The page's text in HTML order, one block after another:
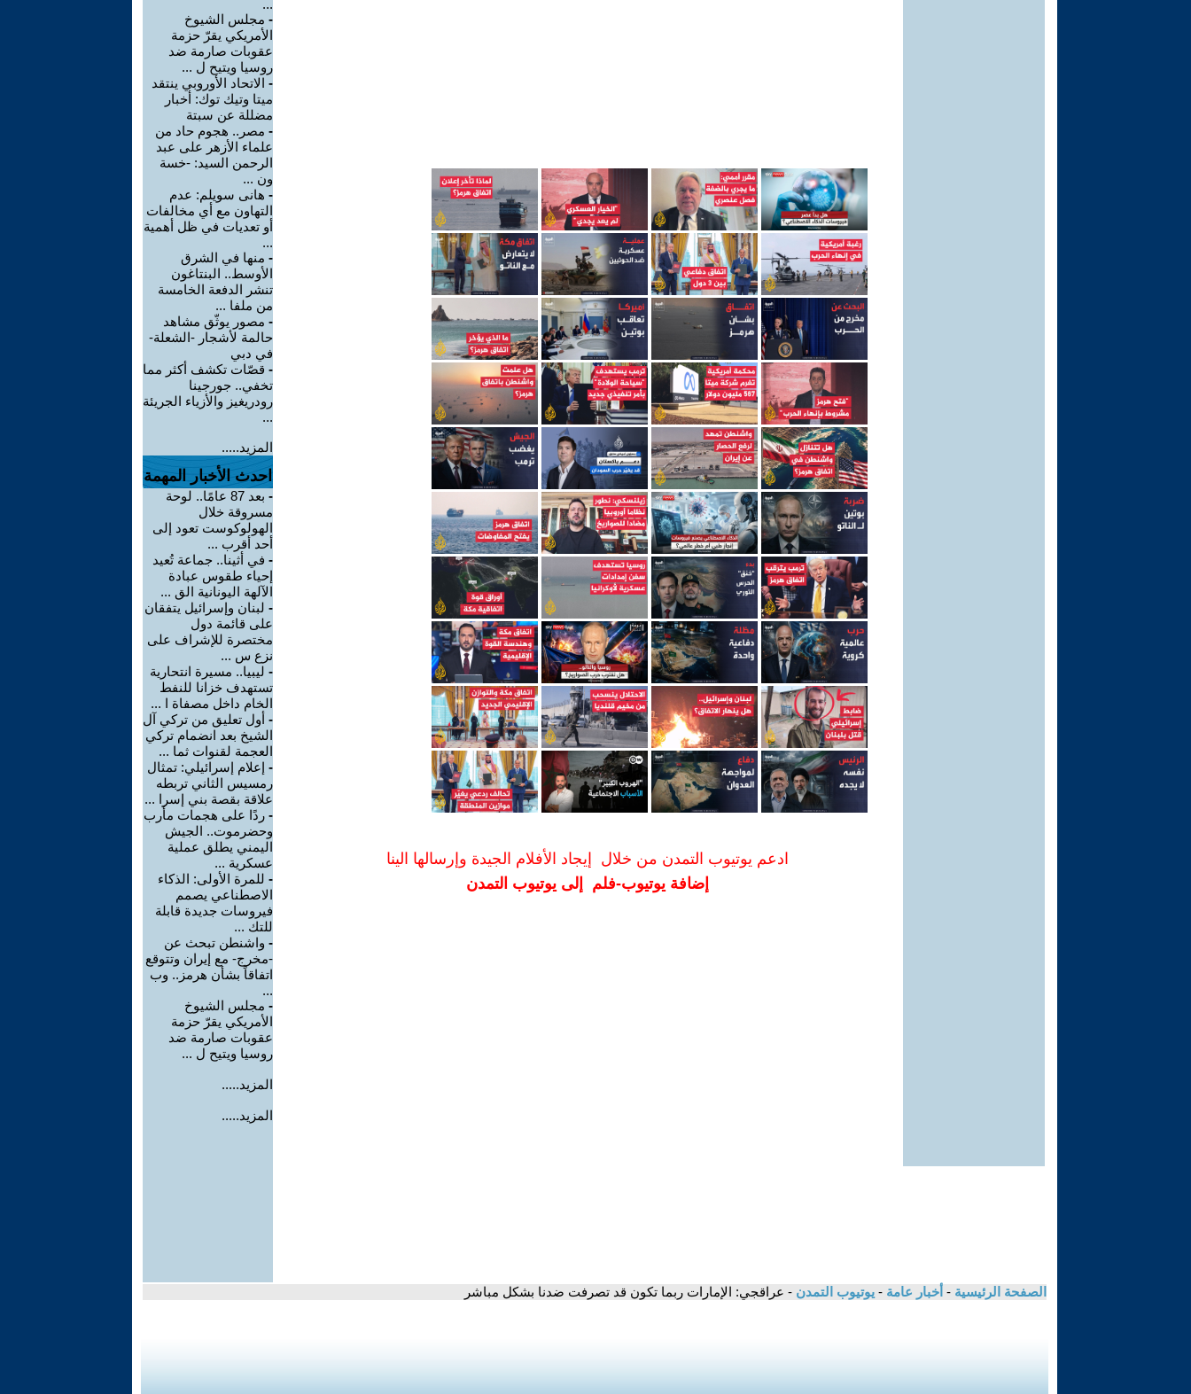
ادعم يوتيوب التمدن من خلال إيجاد الأفلام الجيدة وإرسالها الينا
إضافة يوتيوب-فلم إلى يوتيوب التمدن
...
- مجلس الشيوخ
الأمريكي يقرّ حزمة
عقوبات صارمة ضد
روسيا ويتيح ل ...
- الاتحاد الأوروبي ينتقد
ميتا وتيك توك: أخبار
مضللة عن سبتة
- مصر.. هجوم حاد من
علماء الأزهر على عبد
الرحمن السيد: -خسة
ون ...
- هانى سويلم: عدم
التهاون مع أي مخالفات
أو تعديات في ظل أهمية
...
- منها في الشرق
الأوسط.. البنتاغون
تنشر الدفعة الخامسة
من ملفا ...
- مصور يوثّق مشاهد
حالمة لأشجار -الشعلة-
في دبي
- قصّات تكشف أكثر مما
تخفي.. جورجينا
رودريغيز والأزياء الجريئة
...
المزيد.....
احدث الأخبار المهمة
-
بعد 87 عامًا.. لوحة
مسروقة خلال
الهولوكوست تعود إلى
أحد أقرب ...
- في أثينا.. جماعة تُعيد
إحياء طقوس عبادة
الآلهة اليونانية الق ...
- لبنان وإسرائيل يتفقان
على قائمة دول
مختصرة للإشراف على
نزع س ...
- ليبيا.. مسيرة انتحارية
تستهدف خزانا للنفط
الخام داخل مصفاة ا ...
- أول تعليق من تركي آل
الشيخ بعد انضمام تركي
العجمة لقنوات ثما ...
- إعلام إسرائيلي: تمثال
رمسيس الثاني تربطه
علاقة بقصة بني إسرا ...
- ردًا على هجمات مأرب
وحضرموت.. الجيش
اليمني يطلق عملية
عسكرية ...
- للمرة الأولى: الذكاء
الاصطناعي يصمم
فيروسات جديدة قابلة
للتك ...
- واشنطن تبحث عن
-مخرج- مع إيران وتتوقع
اتفاقاً بشأن هرمز.. وب
...
- مجلس الشيوخ
الأمريكي يقرّ حزمة
عقوبات صارمة ضد
روسيا ويتيح ل ...
المزيد.....
المزيد.....
الصفحة الرئيسية - أخبار عامة - يوتيوب التمدن - عراقجي: الإمارات ربما تكون قد تصرفت ضدنا بشكل مباشر